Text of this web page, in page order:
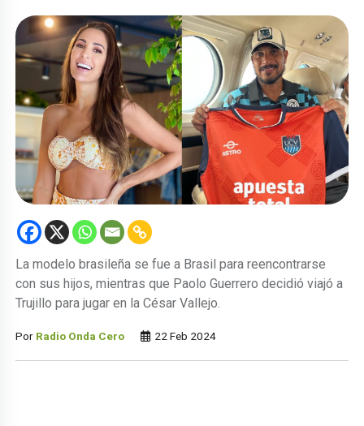
La modelo brasileña se fue a Brasil para reencontrarse
con sus hijos, mientras que Paolo Guerrero decidió viajó a
Trujillo para jugar en la César Vallejo.
Por Radio Onda Cero 22 Feb 2024